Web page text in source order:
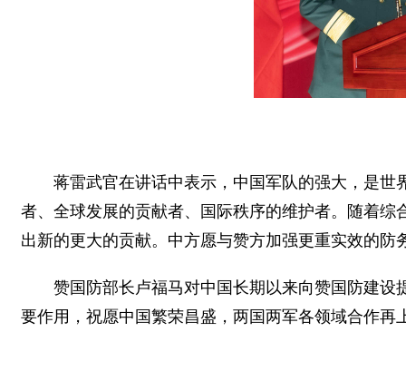
蒋雷武官在讲话中表示，中国军队的强大，是
者、全球发展的贡献者、国际秩序的维护者。随着
出新的更大的贡献。中方愿与赞方加强更重实效的
赞国防部长卢福马对中国长期以来向赞国防建
要作用，祝愿中国繁荣昌盛，两国两军各领域合作再